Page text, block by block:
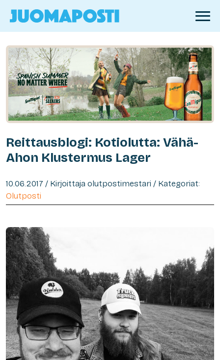
Reittausblogi: Kotiolutta: Vähä-
Ahon Klustermus Lager
10.06.2017 / Kirjoittaja olutpostimestari / Kategoriat:
Olutposti